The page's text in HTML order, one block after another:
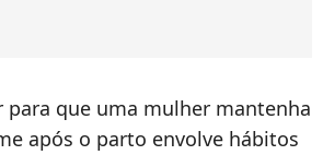
que uma mulher mantenha
após o parto envolve hábitos